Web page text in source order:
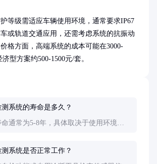
等级需适应车辆使用环境，通常要求IP67
或轨道交通应用，还需考虑系统的抗振动
格方面，高端系统的成本可能在3000-
型方案约500-1500元/套。
系统的寿命是多久？
通常为5-8年，具体取决于使用环境。
系统是否正常工作？